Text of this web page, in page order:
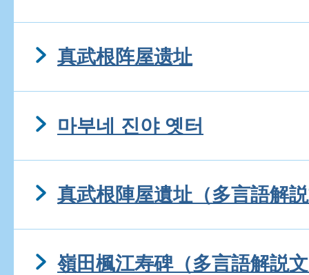
真武根阵屋遗址
마부네 진야 옛터
真武根陣屋遺址（多言語解
嶺田楓江寿碑（多言語解説